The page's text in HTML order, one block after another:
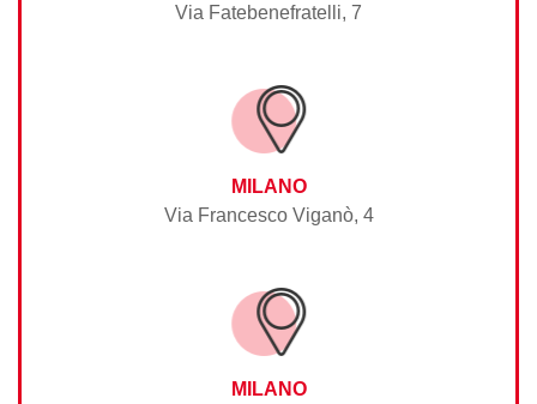
Via Fatebenefratelli, 7
MILANO
Via Francesco Viganò, 4
MILANO